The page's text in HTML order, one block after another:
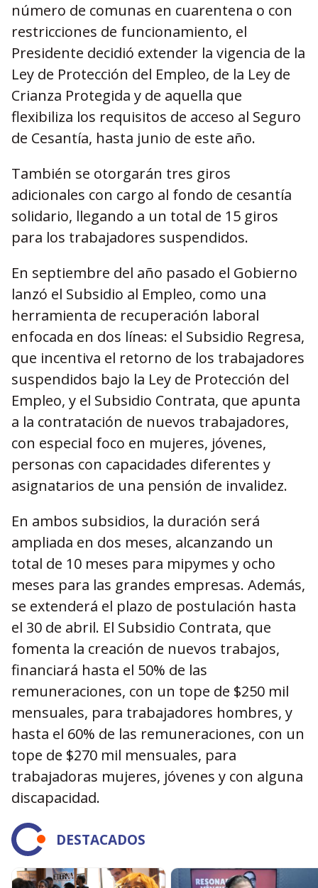
número de comunas en cuarentena o con
restricciones de funcionamiento, el
Presidente decidió extender la vigencia de la
Ley de Protección del Empleo, de la Ley de
Crianza Protegida y de aquella que
flexibiliza los requisitos de acceso al Seguro
de Cesantía, hasta junio de este año.
También se otorgarán tres giros
adicionales con cargo al fondo de cesantía
solidario, llegando a un total de 15 giros
para los trabajadores suspendidos.
En septiembre del año pasado el Gobierno
lanzó el Subsidio al Empleo, como una
herramienta de recuperación laboral
enfocada en dos líneas: el Subsidio Regresa,
que incentiva el retorno de los trabajadores
suspendidos bajo la Ley de Protección del
Empleo, y el Subsidio Contrata, que apunta
a la contratación de nuevos trabajadores,
con especial foco en mujeres, jóvenes,
personas con capacidades diferentes y
asignatarios de una pensión de invalidez.
En ambos subsidios, la duración será
ampliada en dos meses, alcanzando un
total de 10 meses para mipymes y ocho
meses para las grandes empresas. Además,
se extenderá el plazo de postulación hasta
el 30 de abril. El Subsidio Contrata, que
fomenta la creación de nuevos trabajos,
financiará hasta el 50% de las
remuneraciones, con un tope de $250 mil
mensuales, para trabajadores hombres, y
hasta el 60% de las remuneraciones, con un
tope de $270 mil mensuales, para
trabajadoras mujeres, jóvenes y con alguna
discapacidad.
DESTACADOS